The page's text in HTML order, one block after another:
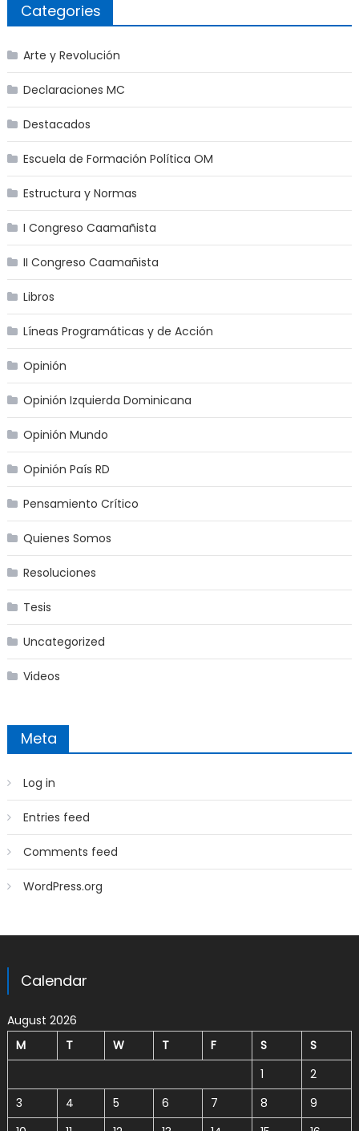
Categories
Arte y Revolución
Declaraciones MC
Destacados
Escuela de Formación Política OM
Estructura y Normas
I Congreso Caamañista
II Congreso Caamañista
Libros
Líneas Programáticas y de Acción
Opinión
Opinión Izquierda Dominicana
Opinión Mundo
Opinión País RD
Pensamiento Crítico
Quienes Somos
Resoluciones
Tesis
Uncategorized
Videos
Meta
Log in
Entries feed
Comments feed
WordPress.org
Calendar
August 2026
M
T W T F S
S
1
2
3
4 5 6 7 8
9